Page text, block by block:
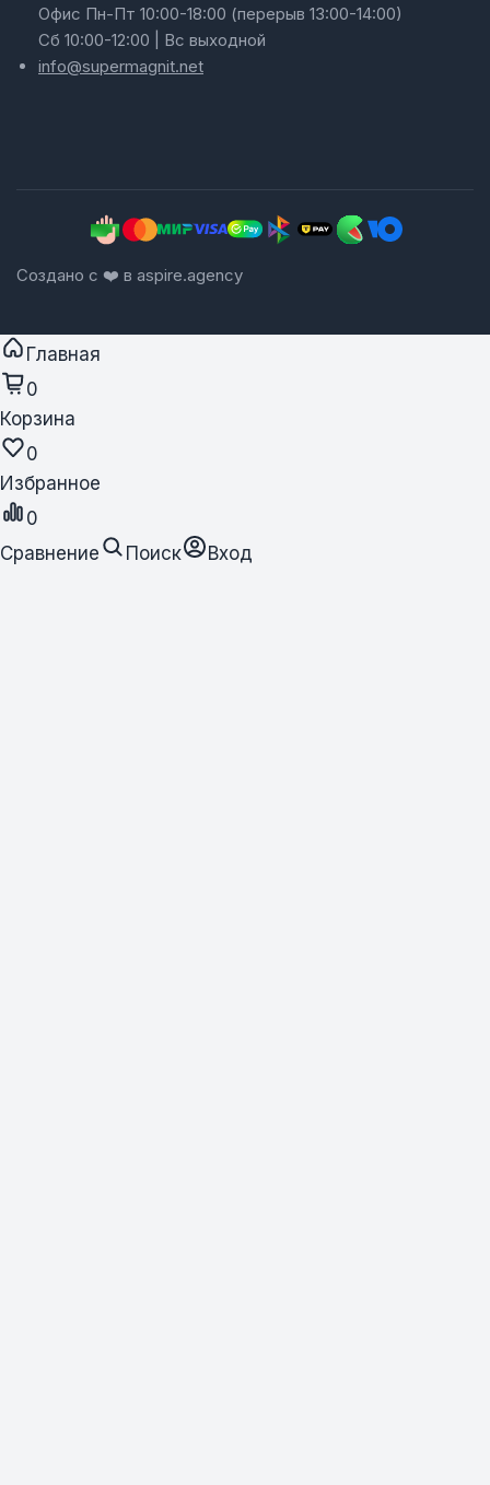
Офис Пн-Пт 10:00-18:00 (перерыв 13:00-14:00)
Сб 10:00-12:00 | Вс выходной
info@supermagnit.net
Создано с ❤️ в aspire.agency
Главная
0
Корзина
0
Избранное
0
Сравнение
Поиск Вход